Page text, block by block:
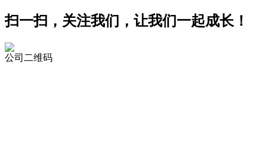
扫一扫，关注我们，让我们一起成长！
公司二维码